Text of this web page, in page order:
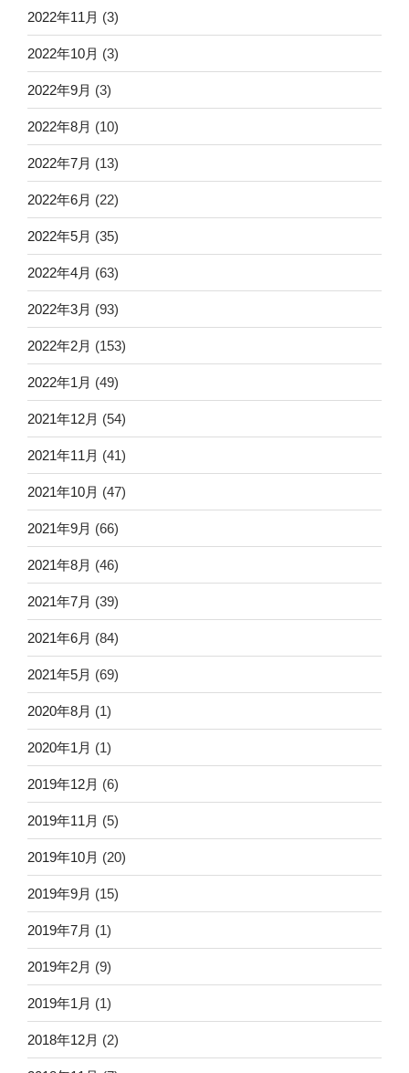
2022年11月 (3)
2022年10月 (3)
2022年9月 (3)
2022年8月 (10)
2022年7月 (13)
2022年6月 (22)
2022年5月 (35)
2022年4月 (63)
2022年3月 (93)
2022年2月 (153)
2022年1月 (49)
2021年12月 (54)
2021年11月 (41)
2021年10月 (47)
2021年9月 (66)
2021年8月 (46)
2021年7月 (39)
2021年6月 (84)
2021年5月 (69)
2020年8月 (1)
2020年1月 (1)
2019年12月 (6)
2019年11月 (5)
2019年10月 (20)
2019年9月 (15)
2019年7月 (1)
2019年2月 (9)
2019年1月 (1)
2018年12月 (2)